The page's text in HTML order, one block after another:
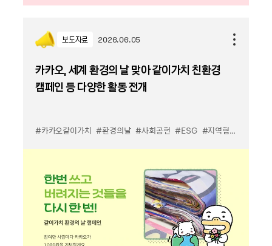
보도자료 2026.06.05
카카오, 세계 환경의 날 맞아 같이가치 친환경
캠페인 등 다양한 활동 전개
#카카오같이가치 #환경의날 #사회공헌 #ESG #지역협력